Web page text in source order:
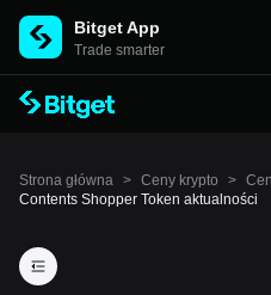
Bitget App
Trade smarter
Strona główna > Ceny krypto >
Contents Shopper Token aktualności